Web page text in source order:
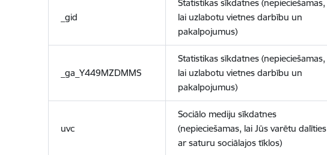
_gid
Statistikas sīkdatnes (nepieciešamas,
lai uzlabotu vietnes darbību un
pakalpojumus)
_ga_Y449MZDMMS
Statistikas sīkdatnes (nepieciešamas,
lai uzlabotu vietnes darbību un
pakalpojumus)
uvc
Sociālo mediju sīkdatnes
(nepieciešamas, lai Jūs varētu dalīties
ar saturu sociālajos tīklos)